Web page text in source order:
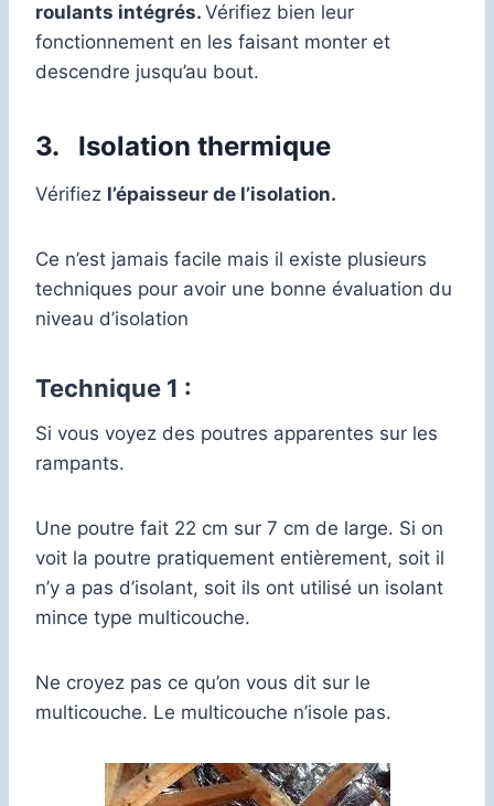
roulants intégrés. Vérifiez bien leur
fonctionnement en les faisant monter et
descendre jusqu’au bout.
3. Isolation thermique
Vérifiez l’épaisseur de l’isolation.
Ce n’est jamais facile mais il existe plusieurs
techniques pour avoir une bonne évaluation du
niveau d’isolation
Technique 1 :
Si vous voyez des poutres apparentes sur les
rampants.
Une poutre fait 22 cm sur 7 cm de large. Si on
voit la poutre pratiquement entièrement, soit il
n’y a pas d’isolant, soit ils ont utilisé un isolant
mince type multicouche.
Ne croyez pas ce qu’on vous dit sur le
multicouche. Le multicouche n’isole pas.